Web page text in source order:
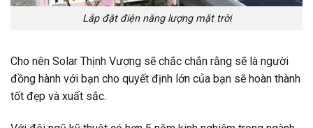
Lắp đặt điện năng lượng mặt trời
Cho nên Solar Thịnh Vượng sẽ chắc chắn rằng sẽ là người
đồng hành với bạn cho quyết định lớn của bạn sẽ hoàn thành
tốt đẹp và xuất sắc.